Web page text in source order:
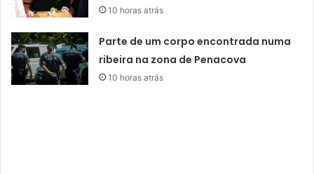
10 horas atrás
Parte de um corpo encontrada numa
ribeira na zona de Penacova
10 horas atrás